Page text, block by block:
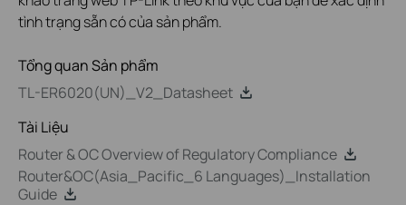
tình trạng sẵn có của sản phẩm.
Tổng quan Sản phẩm
TL-ER6020(UN)_V2_Datasheet
Tài Liệu
Router & OC Overview of Regulatory Compliance
Router&OC(Asia_Pacific_6 Languages)_Installation
Guide